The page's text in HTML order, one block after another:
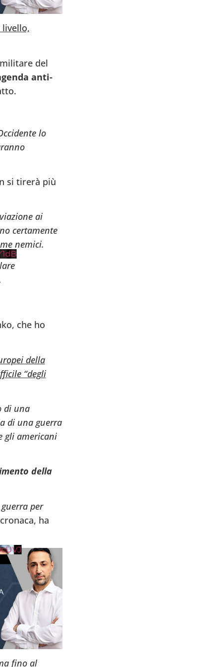
livello,
del
anti-
lo
si tirerà più
ai
certamente
nemici.
che ho
della
“degli
di una
di una guerra
gli americani
della
guerra per
ha
fino al